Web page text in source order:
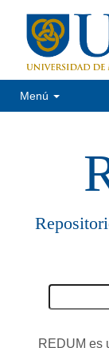
Menú
REDUM es